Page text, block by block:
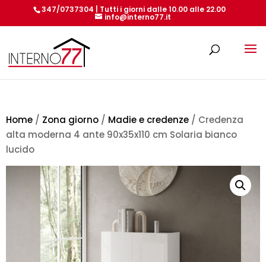
347/0737304 | Tutti i giorni dalle 10.00 alle 22.00
info@interno77.it
Home / Zona giorno / Madie e credenze / Credenza
alta moderna 4 ante 90x35x110 cm Solaria bianco
lucido